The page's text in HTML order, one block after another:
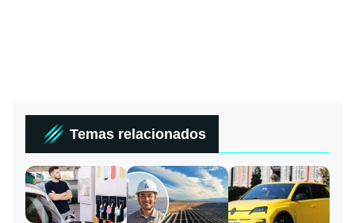
Temas relacionados